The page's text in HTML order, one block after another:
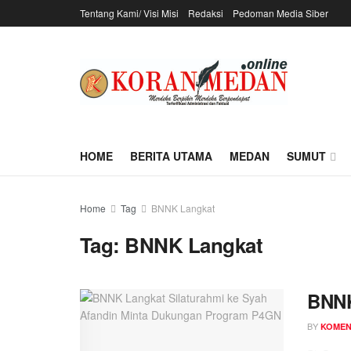
Tentang Kami/ Visi Misi Redaksi Pedoman Media Siber
HOME BERITA UTAMA MEDAN SUMUT
Home Tag BNNK Langkat
Tag: BNNK Langkat
BY KOMEN